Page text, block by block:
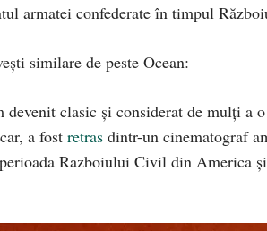
armatei confederate în timpul
similare de peste Ocean:
clasic și considerat de mulți a
a fost retras dintr-un cinematograf
Razboiului Civil din America